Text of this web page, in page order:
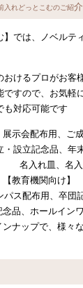
れどっとこむのご紹介
】では、ノベル
おけるプロがお客
ですので、お気
も対応可能です
示会配布用、ご
設立記念品、年
入れ皿、名入
教育機関向け】
パス配布用、
、ホールイン
ップで、様々な